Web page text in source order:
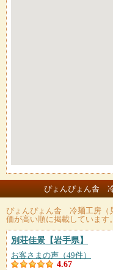
ぴょんぴょん舎
ぴょんぴょん舎 冷麺工房（
価が高い順に掲載しています。
別荘佳景 【岩手県】
お客さまの声（49件）
4.67